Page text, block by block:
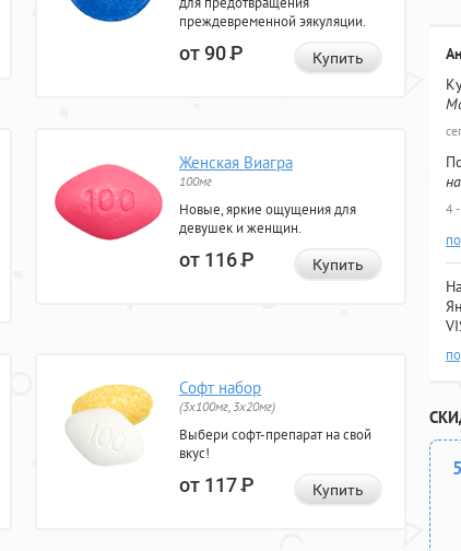
преждевременной эякуляции.
от 90Р Купить
Женская Виагра
100мг
Новые, яркие ощущения для
девушек и женщин.
от 116Р Купить
Софт набор
(3x100мг, 3x20мг)
Выбери софт-препарат на свой
вкус!
от 117Р Купить
4